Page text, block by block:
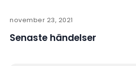
november 23, 2021
Senaste händelser